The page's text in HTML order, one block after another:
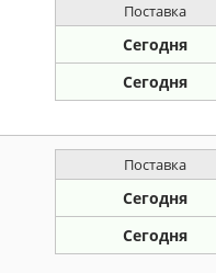
Поставка
Сегодня
Сегодня
Поставка
Сегодня
Сегодня